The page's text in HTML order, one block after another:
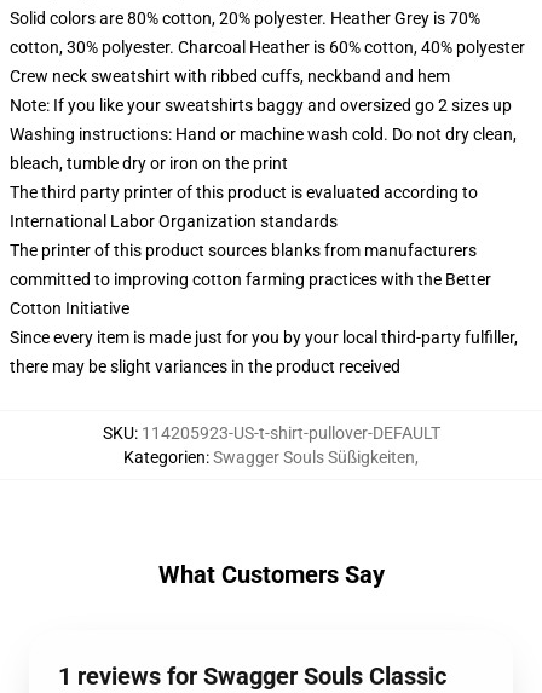
Solid colors are 80% cotton, 20% polyester. Heather Grey is 70%
cotton, 30% polyester. Charcoal Heather is 60% cotton, 40% polyester
Crew neck sweatshirt with ribbed cuffs, neckband and hem
Note: If you like your sweatshirts baggy and oversized go 2 sizes up
Washing instructions: Hand or machine wash cold. Do not dry clean,
bleach, tumble dry or iron on the print
The third party printer of this product is evaluated according to
International Labor Organization standards
The printer of this product sources blanks from manufacturers
committed to improving cotton farming practices with the Better
Cotton Initiative
Since every item is made just for you by your local third-party fulfiller,
there may be slight variances in the product received
SKU: 114205923-US-t-shirt-pullover-DEFAULT
Kategorien:Swagger Souls Süßigkeiten,
What Customers Say
1 reviews for Swagger Souls Classic